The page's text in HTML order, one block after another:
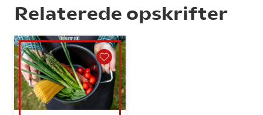
Relaterede opskrifter